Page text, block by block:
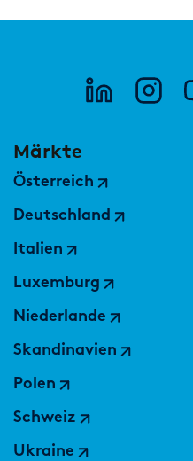
Märkte
Österreich
Deutschland
Italien
Luxemburg
Niederlande
Skandinavien
Polen
Schweiz
Ukraine